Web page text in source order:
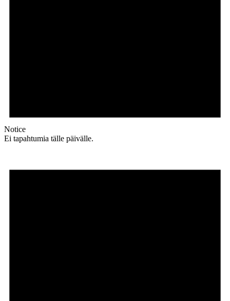
Notice
Ei tapahtumia tälle päivälle.